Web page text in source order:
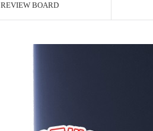
REVIEW BOARD